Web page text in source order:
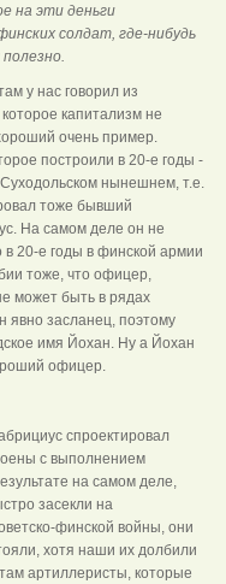
на эти деньги
солдат, где-нибудь
у нас говорил из
капитализм не
очень пример.
построили в 20-е годы -
нынешнем, т.е.
тоже бывший
На самом деле он не
20-е годы в финской армии
тоже, что офицер,
может быть в рядах
явно засланец, поэтому
имя Йохан. Ну а Йохан
офицер.
спроектировал
с выполнением
на самом деле,
засекли на
финской войны, они
хотя наши их долбили
артиллеристы, которые